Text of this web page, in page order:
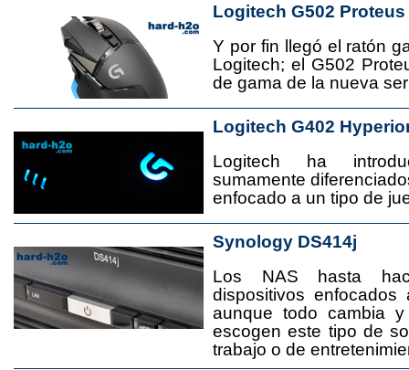
Logitech G502 Proteus
Y por fin llegó el ratón
Logitech; el G502
de gama de la nueva
Logitech G402
Logitech ha
sumamente
enfocado a un tipo de
Synology DS414j
Los NAS hasta
dispositivos
aunque todo cambia
escogen este tipo de
trabajo o de